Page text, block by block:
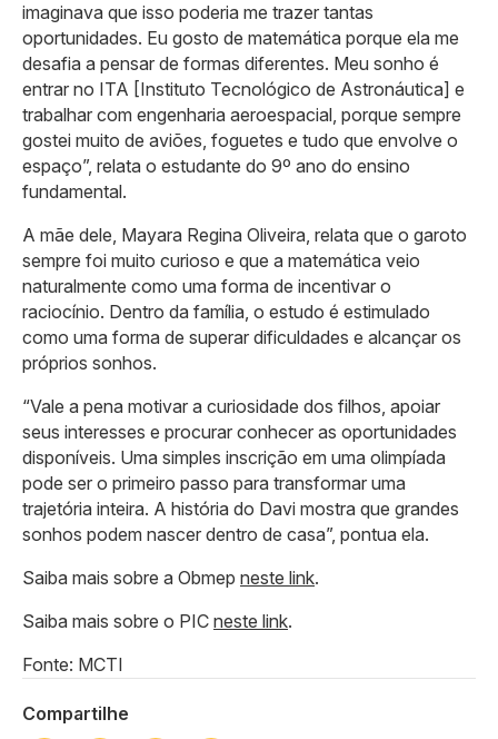
imaginava que isso poderia me trazer tantas
oportunidades. Eu gosto de matemática porque ela me
desafia a pensar de formas diferentes. Meu sonho é
entrar no ITA [Instituto Tecnológico de Astronáutica] e
trabalhar com engenharia aeroespacial, porque sempre
gostei muito de aviões, foguetes e tudo que envolve o
espaço”, relata o estudante do 9º ano do ensino
fundamental.
A mãe dele, Mayara Regina Oliveira, relata que o garoto
sempre foi muito curioso e que a matemática veio
naturalmente como uma forma de incentivar o
raciocínio. Dentro da família, o estudo é estimulado
como uma forma de superar dificuldades e alcançar os
próprios sonhos.
“Vale a pena motivar a curiosidade dos filhos, apoiar
seus interesses e procurar conhecer as oportunidades
disponíveis. Uma simples inscrição em uma olimpíada
pode ser o primeiro passo para transformar uma
trajetória inteira. A história do Davi mostra que grandes
sonhos podem nascer dentro de casa”, pontua ela.
Saiba mais sobre a Obmep neste link.
Saiba mais sobre o PIC neste link.
Fonte: MCTI
Compartilhe